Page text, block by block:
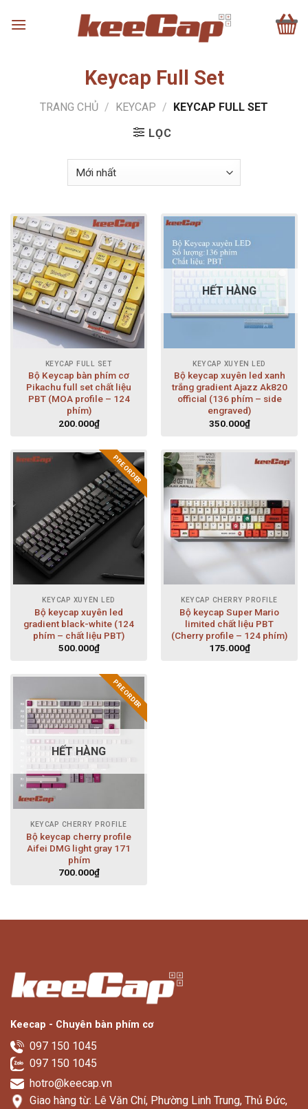
Keycap Full Set
TRANG CHỦ / KEYCAP /
KEYCAP FULL SET
LỌC
KEYCAP FULL SET
Bộ Keycap bàn phím cơ
Pikachu full set chất liệu
PBT (MOA profile – 124
phím)
200.000₫
HẾT HÀNG
KEYCAP XUYÊN LED
Bộ keycap xuyên led xanh
trắng gradient Ajazz Ak820
official (136 phím – side
engraved)
350.000₫
PRE ORDER
KEYCAP XUYÊN LED
Bộ keycap xuyên led
gradient black-white (124
phím – chất liệu PBT)
500.000₫
KEYCAP CHERRY PROFILE
Bộ keycap Super Mario
limited chất liệu PBT
(Cherry profile – 124 phím)
175.000₫
PRE ORDER
HẾT HÀNG
KEYCAP CHERRY PROFILE
Bộ keycap cherry profile
Aifei DMG light gray 171
phím
700.000₫
Keecap - Chuyên bàn phím cơ
097 150 1045
097 150 1045
hotro@keecap.vn
Giao hàng từ: Lê Văn Chí, Phường Linh Trung, Thủ Đức,